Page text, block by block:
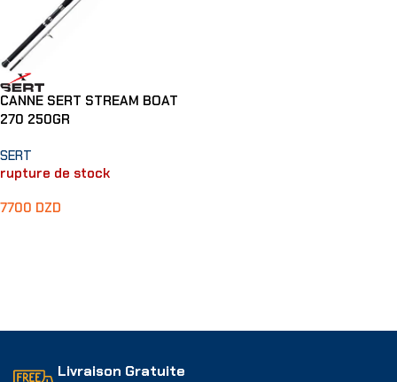
CANNE SERT STREAM BOAT
270 250GR
SERT
rupture de stock
7700 DZD
Livraison Gratuite